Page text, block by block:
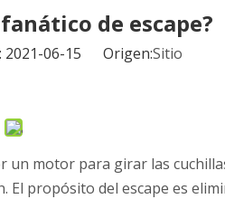
de escape?
2021-06-15 Origen:Sitio
un motor para girar las
propósito del escape es